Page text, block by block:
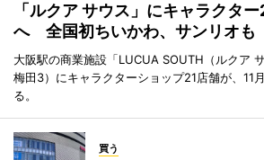
「ルクア サウス」にキャラクタ
へ 全国初ちいかわ、サンリオも
大阪駅の商業施設「LUCUA SOUTH（ルクア
梅田3）にキャラクターショップ21店舗が、11
る。
買う